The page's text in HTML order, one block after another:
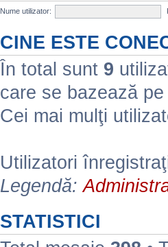
Nume utilizator:
CINE ESTE
În total sunt 9
care se bazează
Cei mai mulţi
Utilizatori
Legendă:
STATISTICI